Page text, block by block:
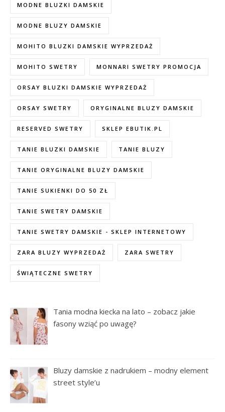
MODNE BLUZKI DAMSKIE
MODNE BLUZY DAMSKIE
MOHITO BLUZKI DAMSKIE WYPRZEDAŻ
MOHITO SWETRY MONNARI SWETRY PROMOCJA
ORSAY BLUZKI DAMSKIE WYPRZEDAŻ
ORSAY SWETRY ORYGINALNE BLUZY DAMSKIE
RESERVED SWETRY SKLEP EBUTIK.PL
TANIE BLUZKI DAMSKIE TANIE BLUZY
TANIE ORYGINALNE BLUZY DAMSKIE
TANIE SUKIENKI DO 50 ZŁ
TANIE SWETRY DAMSKIE
TANIE SWETRY DAMSKIE - SKLEP INTERNETOWY
ZARA BLUZY WYPRZEDAŻ ZARA SWETRY
ŚWIĄTECZNE SWETRY
Tania modna kiecka na lato – zobacz jakie
fasony wziąć po uwagę?
Bluzy damskie z nadrukiem – modny element
street style’u